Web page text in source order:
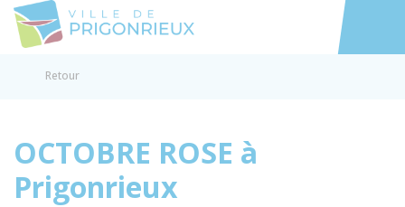
Accéder
Retour
OCTOBRE ROSE à
Prigonrieux